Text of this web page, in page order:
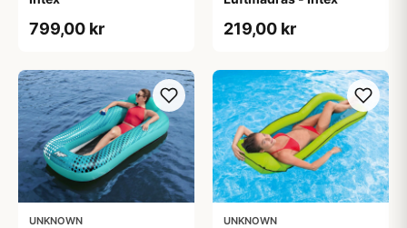
799,00 kr 219,00 kr
UNKNOWN UNKNOWN